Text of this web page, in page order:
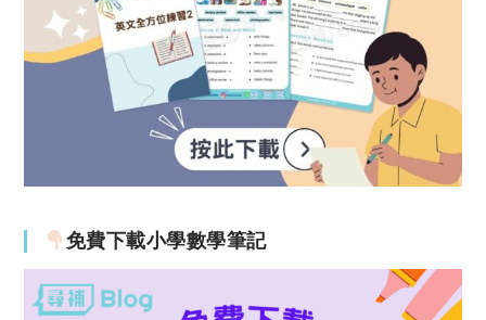
免費下載小學數學筆記